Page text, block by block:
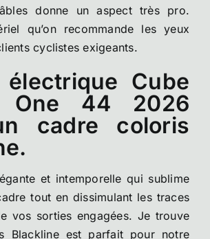
donne un aspect très pro.
qu’on recommande les yeux
cyclistes exigeants.
Cube
One 44 2026
cadre coloris
et intemporelle qui sublime
tout en dissimulant les traces
vos sorties engagées. Je trouve
Blackline est parfait pour notre